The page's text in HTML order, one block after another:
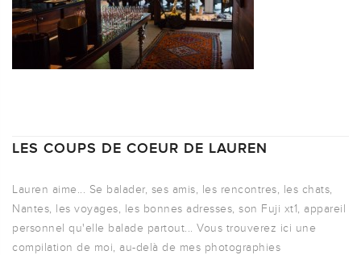
LES COUPS DE COEUR DE LAUREN
Lauren aime... Se balader, ses amis, les rencontres, les chats,
Nantes, les voyages, les bonnes adresses, son Fuji xt1, appareil
personnel qu'elle balade partout... Vous trouverez ici une
compilation de moi, au-delà de mes photographies